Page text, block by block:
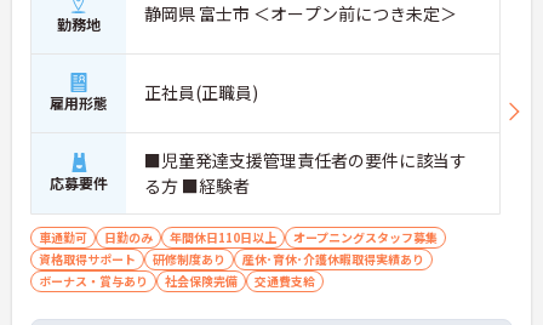
勤務地 静岡県 富士市 ＜オープン前につき未定＞
雇用形態 正社員(正職員)
応募要件
■児童発達支援管理責任者の要件に該当す
る方 ■経験者
車通勤可 日勤のみ 年間休日110日以上
オープニングスタッフ募集
資格取得サポート
研修制度あり
産休･育休･介護休暇取得実績あり
ボーナス・賞与あり
社会保険完備 交通費支給